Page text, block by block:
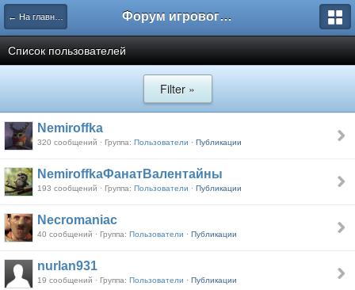
← На главную Форум игрового проекта Riverrise
Список пользователей
Filter »
Nеmiroffkа
320 сообщений · Группа: Пользователи · Публикации
NemiroffkaФанатВалентайны
193 сообщений · Группа: Пользователи · Публикации
Necromaniac
40 сообщений · Группа: Пользователи · Публикации
nurlan931
19 сообщений · Группа: Пользователи · Публикации